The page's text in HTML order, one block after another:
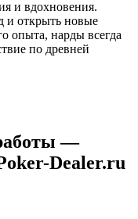
и вдохновения.
и открыть новые
опыта, нарды всегда
по древней
—
Dealer.ru